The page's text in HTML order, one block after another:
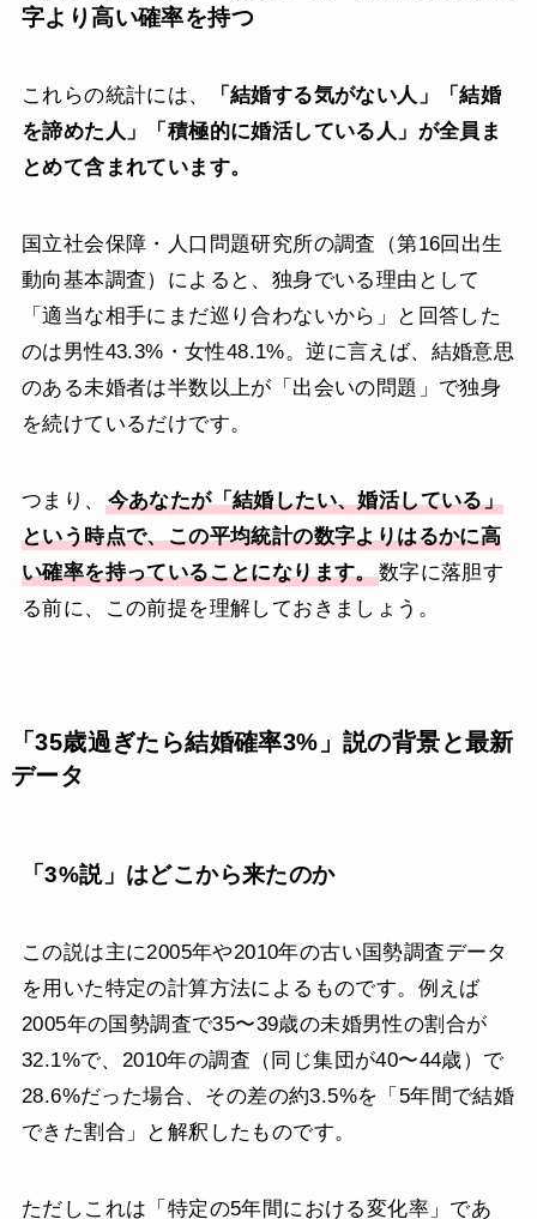
字より高い確率を持つ
これらの統計には、
「結婚する気がない人」「結婚
を諦めた人」「積極的に婚活している人」が全員ま
とめて含まれています。
国立社会保障・人口問題研究所の調査（第16回出生
動向基本調査）によると、独身でいる理由として
「適当な相手にまだ巡り合わないから」と回答した
のは男性43.3%・女性48.1%。逆に言えば、結婚意思
のある未婚者は半数以上が「出会いの問題」で独身
を続けているだけです。
つまり、
今あなたが「結婚したい、婚活している」
という時点で、この平均統計の数字よりはるかに高
い確率を持っていることになります。数字に落胆す
る前に、この前提を理解しておきましょう。
「35歳過ぎたら結婚確率3%」説の背景と最新
データ
「3%説」はどこから来たのか
この説は主に2005年や2010年の古い国勢調査データ
を用いた特定の計算方法によるものです。例えば
2005年の国勢調査で35〜39歳の未婚男性の割合が
32.1%で、2010年の調査（同じ集団が40〜44歳）で
28.6%だった場合、その差の約3.5%を「5年間で結婚
できた割合」と解釈したものです。
ただしこれは「特定の5年間における変化率」であ